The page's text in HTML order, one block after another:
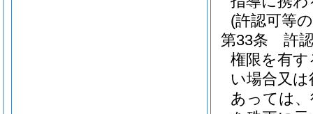
(許認可等
第33条
許
権限を有
い場合又
あっては